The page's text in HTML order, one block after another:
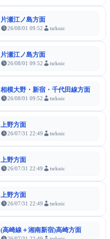
片瀬江ノ島方面
26/08/01 09:52 tsrknic
片瀬江ノ島方面
26/08/01 09:52 tsrknic
相模大野・新宿・千代田線方面
26/08/01 09:52 tsrknic
上野方面
26/07/31 22:49 tsrknic
上野方面
26/07/31 22:49 tsrknic
上野方面
26/07/31 22:49 tsrknic
(高崎線＋湘南新宿)高崎方面